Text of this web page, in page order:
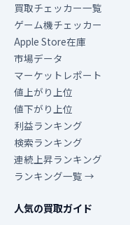
買取チェッカー一覧
ゲーム機チェッカー
Apple Store在庫
市場データ
マーケットレポート
値上がり上位
値下がり上位
利益ランキング
検索ランキング
連続上昇ランキング
ランキング一覧 →
人気の買取ガイド